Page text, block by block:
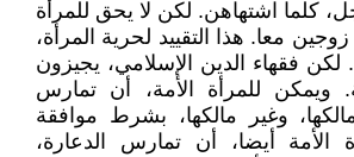
كلما اشتهاهن. لكن لا يحق للمرأة
معا. هذا التقييد لحرية المرأة،
لكن فقهاء الدين الإسلامي، يجيزون
ويمكن للمرأة الأمة، أن تمارس
وغير مالكها، بشرط موافقة
الأمة أيضا، أن تمارس الدعارة،